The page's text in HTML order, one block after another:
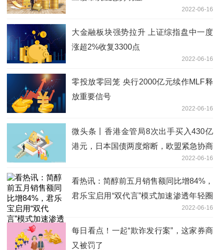
2022-06-16
大金融板块强势拉升 上证综指盘中一度
涨超2%收复3300点
2022-06-16
零投放零回笼 央行2000亿元续作MLF释
放重要信号
2022-06-16
微头条丨香港金管局8次出手买入430亿
港元，日本国债两度熔断，欧盟紧急协商
2022-06-16
看热讯：简醇前五月销售额同比增84%，
君乐宝启用“双代言”模式加速渗透年轻圈
2022-06-16
每日看点！一起“欺诈发行案”，这家券商
又被罚了